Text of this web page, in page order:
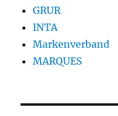
GRUR
INTA
Markenverband
MARQUES